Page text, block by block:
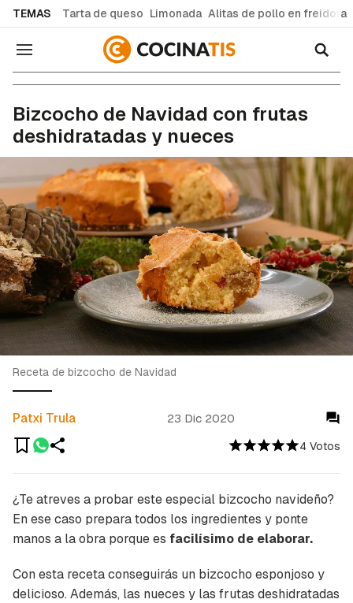
TEMAS Tarta de queso Limonada Alitas de pollo en freidora
Navegación
Bizcocho de Navidad con frutas
deshidratadas y nueces
4 Votos
Patxi Trula 23 Dic 2020
Receta de bizcocho de Navidad
¿Te atreves a probar este especial bizcocho navideño?
En ese caso prepara todos los ingredientes y ponte
manos a la obra porque es facilísimo de elaborar.
Con esta receta conseguirás un bizcocho esponjoso y
delicioso. Además, las nueces y las frutas deshidratadas